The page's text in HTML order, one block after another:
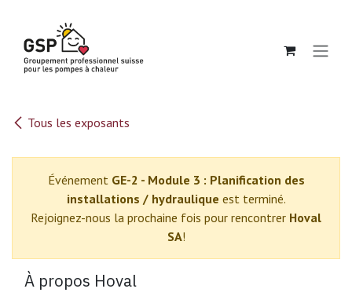
Tous les exposants
Événement GE-2 - Module 3 : Planification des
installations / hydraulique est terminé.
Rejoignez-nous la prochaine fois pour rencontrer Hoval
SA!
À propos Hoval